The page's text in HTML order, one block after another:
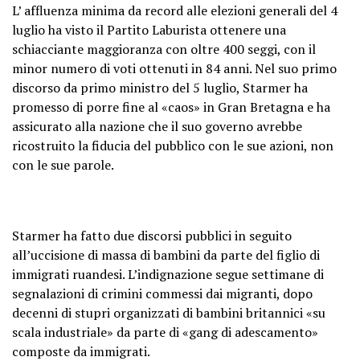
L’ affluenza minima da record alle elezioni generali del 4
luglio ha visto il Partito Laburista ottenere una
schiacciante maggioranza con oltre 400 seggi, con il
minor numero di voti ottenuti in 84 anni. Nel suo primo
discorso da primo ministro del 5 luglio, Starmer ha
promesso di porre fine al «caos» in Gran Bretagna e ha
assicurato alla nazione che il suo governo avrebbe
ricostruito la fiducia del pubblico con le sue azioni, non
con le sue parole.
Starmer ha fatto due discorsi pubblici in seguito
all’uccisione di massa di bambini da parte del figlio di
immigrati ruandesi. L’indignazione segue settimane di
segnalazioni di crimini commessi dai migranti, dopo
decenni di stupri organizzati di bambini britannici «su
scala industriale» da parte di «gang di adescamento»
composte da immigrati.